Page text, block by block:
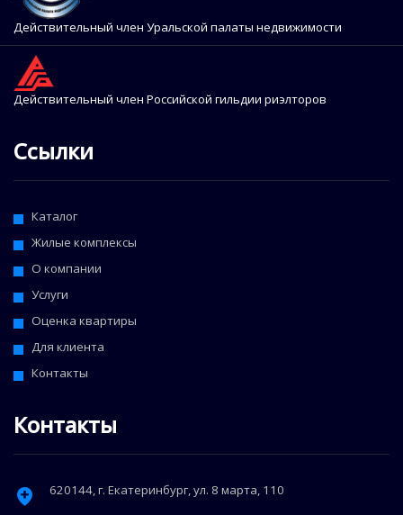
Действительный член Уральской палаты недвижимости
Действительный член Российской гильдии риэлторов
Ссылки
Каталог
Жилые комплексы
О компании
Услуги
Оценка квартиры
Для клиента
Контакты
Контакты
620144, г. Екатеринбург,ул. 8 марта, 110